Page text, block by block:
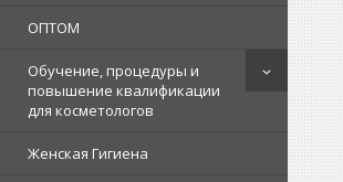
ОПТОМ
Обучение, процедуры и
повышение квалификации
для косметологов
Женская Гигиена